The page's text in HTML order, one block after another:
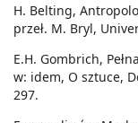
H. Belting,
przeł. M. Bryl,
E.H. Gombrich,
w: idem, O sztuce,
297.